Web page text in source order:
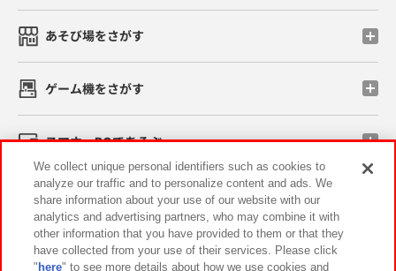
あそび場をさがす
ゲーム機をさがす
スマホ・PCであそぶ
イベント・キャンペーン
We collect unique personal identifiers such as cookies to
analyze our traffic and to personalize content and ads. We
share information about your use of our website with our
analytics and advertising partners, who may combine it with
other information that you have provided to them or that they
have collected from your use of their services. Please click
" here" to see more details about how we use cookies and